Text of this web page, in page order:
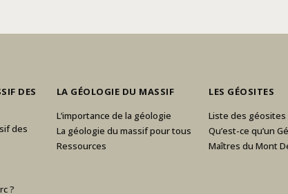
DES
des
?
LA GÉOLOGIE DU MASSIF
L’importance de la géologie
La géologie du massif pour tous
Ressources
LES GÉOSITES
Liste des géosites
Qu’est-ce qu’un
Maîtres du Mont